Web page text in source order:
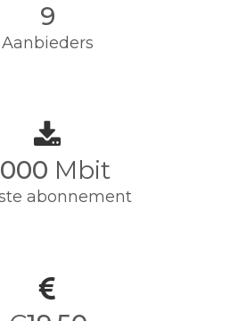
9
Aanbieders
Mbit
abonnement